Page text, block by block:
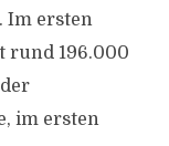
Im ersten
rund 196.000
im ersten